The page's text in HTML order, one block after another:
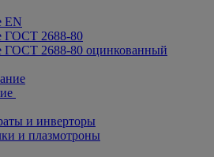
EN
ГОСТ 2688-80
ГОСТ 2688-80 оцинкованный
и инверторы
и плазмотроны